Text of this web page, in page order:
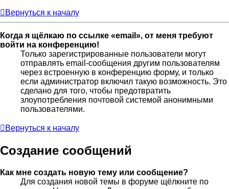
Вернуться к началу
Когда я щёлкаю по ссылке «email», от меня требуют
войти на конференцию!
Только зарегистрированные пользователи могут
отправлять email-сообщения другим пользователям
через встроенную в конференцию форму, и только
если администратор включил такую возможность. Это
сделано для того, чтобы предотвратить
злоупотребления почтовой системой анонимными
пользователями.
Вернуться к началу
Создание сообщений
Как мне создать новую тему или сообщение?
Для создания новой темы в форуме щёлкните по